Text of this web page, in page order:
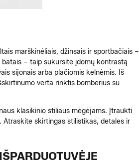
marškinėliais, džinsais ir sportbačiais –
– taip sukursite įdomų kontrastą
sijonais arba plačiomis kelnėmis. Iš
verta rinktis bomberius su
klasikinio stiliaus mėgėjams. Įtraukti
Atraskite skirtingas stilistikas, detales ir